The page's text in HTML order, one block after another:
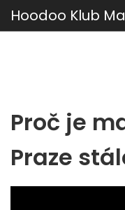
Hoodoo Klub
Proč je
Praze